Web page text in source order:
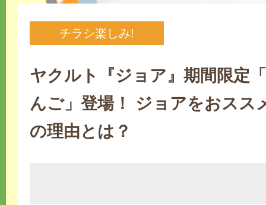
チラシ楽しみ!
ヤクルト『ジョア』期間限定
んご」登場！ ジョアをおスス
の理由とは？